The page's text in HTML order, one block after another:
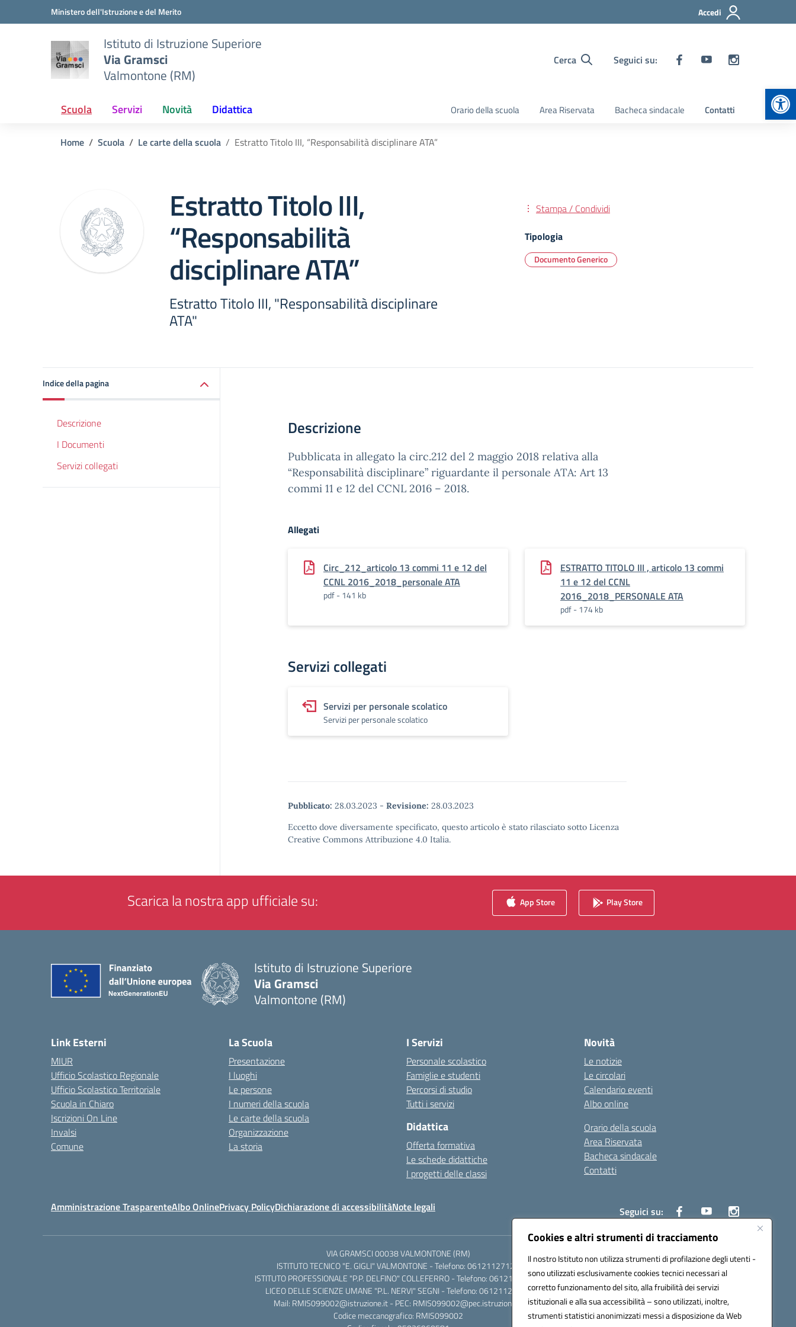
Cookies e altri strumenti di tracciamento
Il nostro Istituto non utilizza strumenti di profilazione degli utenti -
sono utilizzati esclusivamente cookies tecnici necessari al
corretto funzionamento del sito, alla fruibilità dei servizi
istituzionali e alla sua accessibilità – sono utilizzati, inoltre,
strumenti statistici anonimizzati messi a disposizione da Web
Vai ai contenuti
Vai al menu di navigazioneMinistero dell'Istruzione e del Merito Accedi
Istituto di Istruzione Superiore
Via Gramsci
Valmontone (RM)
Cerca Seguici su:
Scuola Servizi Novità Didattica Orario della scuola Area Riservata Bacheca sindacale Contatti
Home Scuola Le carte della scuola Estratto Titolo III, “Responsabilità disciplinare ATA”
Estratto Titolo III,
“Responsabilità
disciplinare ATA”
Estratto Titolo III, "Responsabilità disciplinare
ATA"
Stampa / Condividi
Tipologia
Documento Generico
Indice della pagina
Descrizione
I Documenti
Servizi collegati
Descrizione
Pubblicata in allegato la circ.212 del 2 maggio 2018 relativa alla
“Responsabilità disciplinare” riguardante il personale ATA: Art 13
commi 11 e 12 del CCNL 2016 – 2018.
Allegati
Circ_212_articolo 13 commi 11 e 12 del
CCNL 2016_2018_personale ATA
pdf - 141 kb
ESTRATTO TITOLO III , articolo 13 commi
11 e 12 del CCNL
2016_2018_PERSONALE ATA
pdf - 174 kb
Servizi collegati
Servizi per personale scolatico
Servizi per personale scolatico
Pubblicato: 28.03.2023 - Revisione: 28.03.2023
Eccetto dove diversamente specificato, questo articolo è stato rilasciato sotto Licenza
Creative Commons Attribuzione 4.0 Italia.
Scarica la nostra app ufficiale su: App Store Play Store
Istituto di Istruzione Superiore
Via Gramsci
Valmontone (RM)
Link Esterni
MIUR
Ufficio Scolastico Regionale
Ufficio Scolastico Territoriale
Scuola in Chiaro
Iscrizioni On Line
Invalsi
Comune
La Scuola
Presentazione
I luoghi
Le persone
I numeri della scuola
Le carte della scuola
Organizzazione
La storia
I Servizi
Personale scolastico
Famiglie e studenti
Percorsi di studio
Tutti i servizi
Didattica
Offerta formativa
Le schede didattiche
I progetti delle classi
Novità
Le notizie
Le circolari
Calendario eventi
Albo online
Orario della scuola
Area Riservata
Bacheca sindacale
Contatti
Amministrazione TrasparenteAlbo OnlinePrivacy PolicyDichiarazione di accessibilitàNote legali Seguici su:
VIA GRAMSCI 00038 VALMONTONE (RM)
ISTITUTO TECNICO "E. GIGLI" VALMONTONE - Telefono: 06121127125
ISTITUTO PROFESSIONALE "P.P. DELFINO" COLLEFERRO - Telefono: 06121126825
LICEO DELLE SCIENZE UMANE "P.L. NERVI" SEGNI - Telefono: 06121126845
Mail: RMIS099002@istruzione.it - PEC: RMIS099002@pec.istruzione.it
Codice meccanografico: RMIS099002